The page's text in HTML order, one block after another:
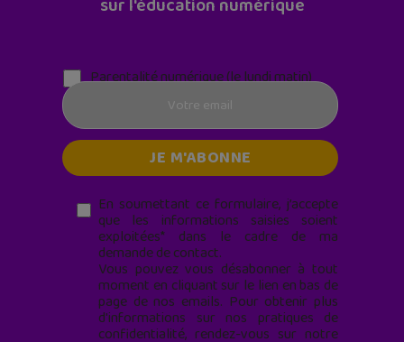
sur l'éducation numérique
Parentalité numérique (le lundi matin)
En soumettant ce formulaire, j’accepte
que les informations saisies soient
exploitées* dans le cadre de ma
demande de contact.
Vous pouvez vous désabonner à tout
moment en cliquant sur le lien en bas de
page de nos emails. Pour obtenir plus
d'informations sur nos pratiques de
confidentialité, rendez-vous sur notre